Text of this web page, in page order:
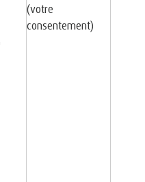
(votre
consentement)